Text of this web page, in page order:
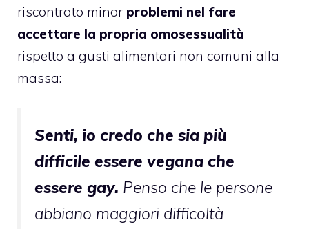
riscontrato minor problemi nel fare
accettare la propria omosessualità
rispetto a gusti alimentari non comuni alla
massa:
Senti, io credo che sia più
difficile essere vegana che
essere gay. Penso che le persone
abbiano maggiori difficoltà